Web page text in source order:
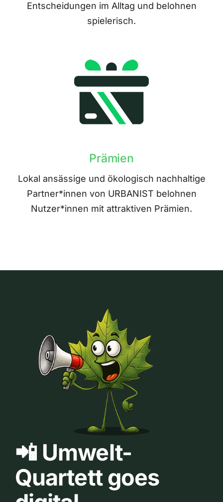
Entscheidungen im Alltag und belohnen
spielerisch.
Prämien
Lokal ansässige und ökologisch nachhaltige
Partner*innen von URBANIST belohnen
Nutzer*innen mit attraktiven Prämien.
📲 Umwelt-
Quartett goes